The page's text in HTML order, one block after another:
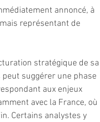
annoncé, à
représentant de
stratégique de sa
peut suggérer une phase
aux enjeux
avec la France, où
Certains analystes y